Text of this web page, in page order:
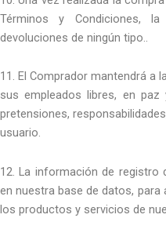
Términos y Condiciones,
devoluciones de ningún tipo..
11. El Comprador mantendrá a
sus empleados libres, en
pretensiones,
usuario.
12. La información de registro
en nuestra base de datos, para
los productos y servicios de